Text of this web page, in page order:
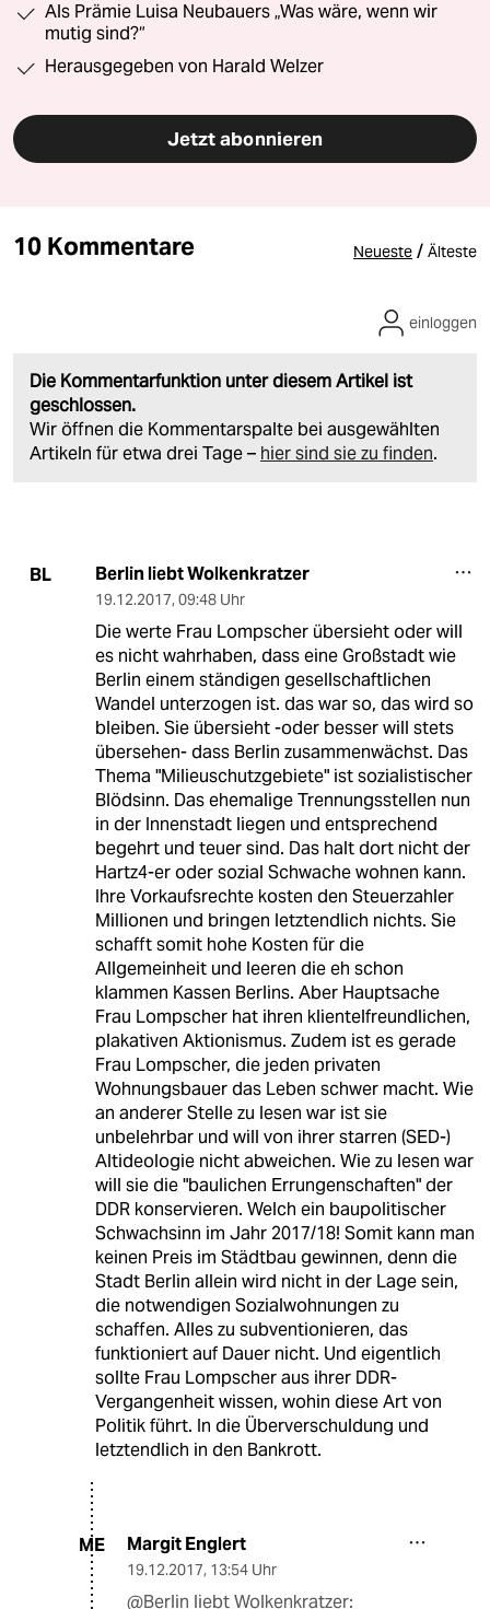
Als Prämie Luisa Neubauers „Was wäre, wenn wir
mutig sind?“
Herausgegeben von Harald Welzer
Jetzt abonnieren
10 Kommentare Neueste / Älteste
Die Kommentarfunktion unter diesem Artikel ist
geschlossen.
Wir öffnen die Kommentarspalte bei ausgewählten
Artikeln für etwa drei Tage – hier sind sie zu finden.
einloggen
BL Berlin liebt Wolkenkratzer
19.12.2017, 09:48 Uhr
Die werte Frau Lompscher übersieht oder will
es nicht wahrhaben, dass eine Großstadt wie
Berlin einem ständigen gesellschaftlichen
Wandel unterzogen ist. das war so, das wird so
bleiben. Sie übersieht -oder besser will stets
übersehen- dass Berlin zusammenwächst. Das
Thema "Milieuschutzgebiete" ist sozialistischer
Blödsinn. Das ehemalige Trennungsstellen nun
in der Innenstadt liegen und entsprechend
begehrt und teuer sind. Das halt dort nicht der
Hartz4-er oder sozial Schwache wohnen kann.
Ihre Vorkaufsrechte kosten den Steuerzahler
Millionen und bringen letztendlich nichts. Sie
schafft somit hohe Kosten für die
Allgemeinheit und leeren die eh schon
klammen Kassen Berlins. Aber Hauptsache
Frau Lompscher hat ihren klientelfreundlichen,
plakativen Aktionismus. Zudem ist es gerade
Frau Lompscher, die jeden privaten
Wohnungsbauer das Leben schwer macht. Wie
an anderer Stelle zu lesen war ist sie
unbelehrbar und will von ihrer starren (SED-)
Altideologie nicht abweichen. Wie zu lesen war
will sie die "baulichen Errungenschaften" der
DDR konservieren. Welch ein baupolitischer
Schwachsinn im Jahr 2017/18! Somit kann man
keinen Preis im Städtbau gewinnen, denn die
Stadt Berlin allein wird nicht in der Lage sein,
die notwendigen Sozialwohnungen zu
schaffen. Alles zu subventionieren, das
funktioniert auf Dauer nicht. Und eigentlich
sollte Frau Lompscher aus ihrer DDR-
Vergangenheit wissen, wohin diese Art von
Politik führt. In die Überverschuldung und
letztendlich in den Bankrott.
ME Margit Englert
19.12.2017, 13:54 Uhr
@Berlin liebt Wolkenkratzer: